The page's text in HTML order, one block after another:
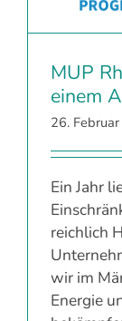
MUP
einem
26.
Ein Jahr
reichlich
wir im
Energie